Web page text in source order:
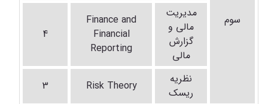
سوم
مدیریت
مالی و
گزارش
مالی
Finance and
Financial
Reporting
4
نظریه
ریسک
Risk Theory
3